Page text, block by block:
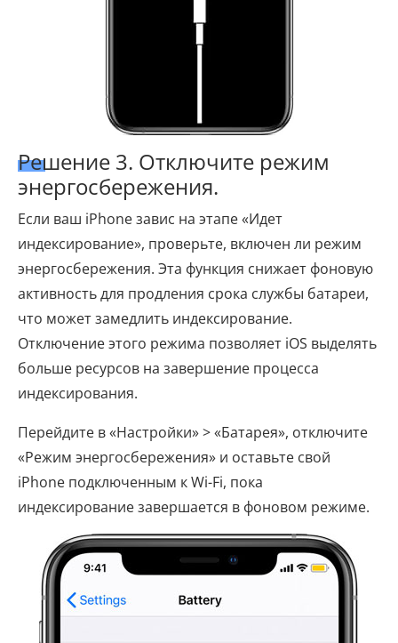
Решение 3. Отключите режим
энергосбережения.
Если ваш iPhone завис на этапе «Идет
индексирование», проверьте, включен ли режим
энергосбережения. Эта функция снижает фоновую
активность для продления срока службы батареи,
что может замедлить индексирование.
Отключение этого режима позволяет iOS выделять
больше ресурсов на завершение процесса
индексирования.
Перейдите в «Настройки» > «Батарея», отключите
«Режим энергосбережения» и оставьте свой
iPhone подключенным к Wi-Fi, пока
индексирование завершается в фоновом режиме.